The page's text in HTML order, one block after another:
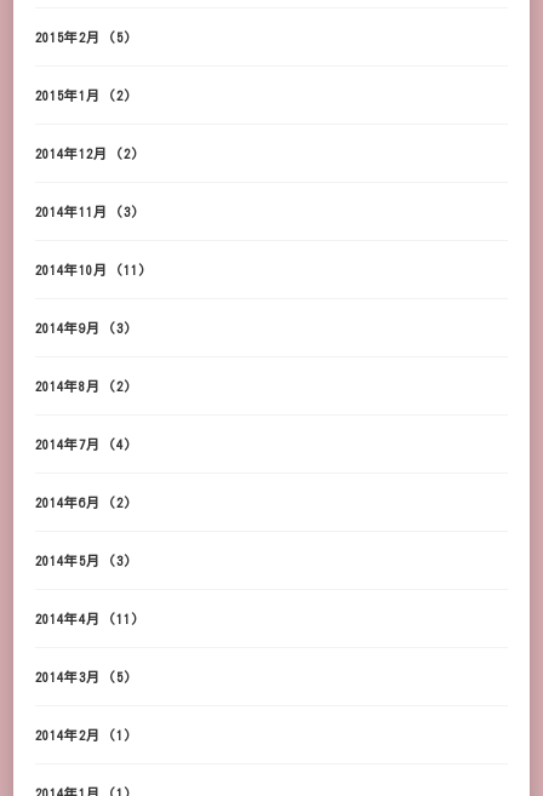
2015年2月 (5)
2015年1月 (2)
2014年12月 (2)
2014年11月 (3)
2014年10月 (11)
2014年9月 (3)
2014年8月 (2)
2014年7月 (4)
2014年6月 (2)
2014年5月 (3)
2014年4月 (11)
2014年3月 (5)
2014年2月 (1)
2014年1月 (1)